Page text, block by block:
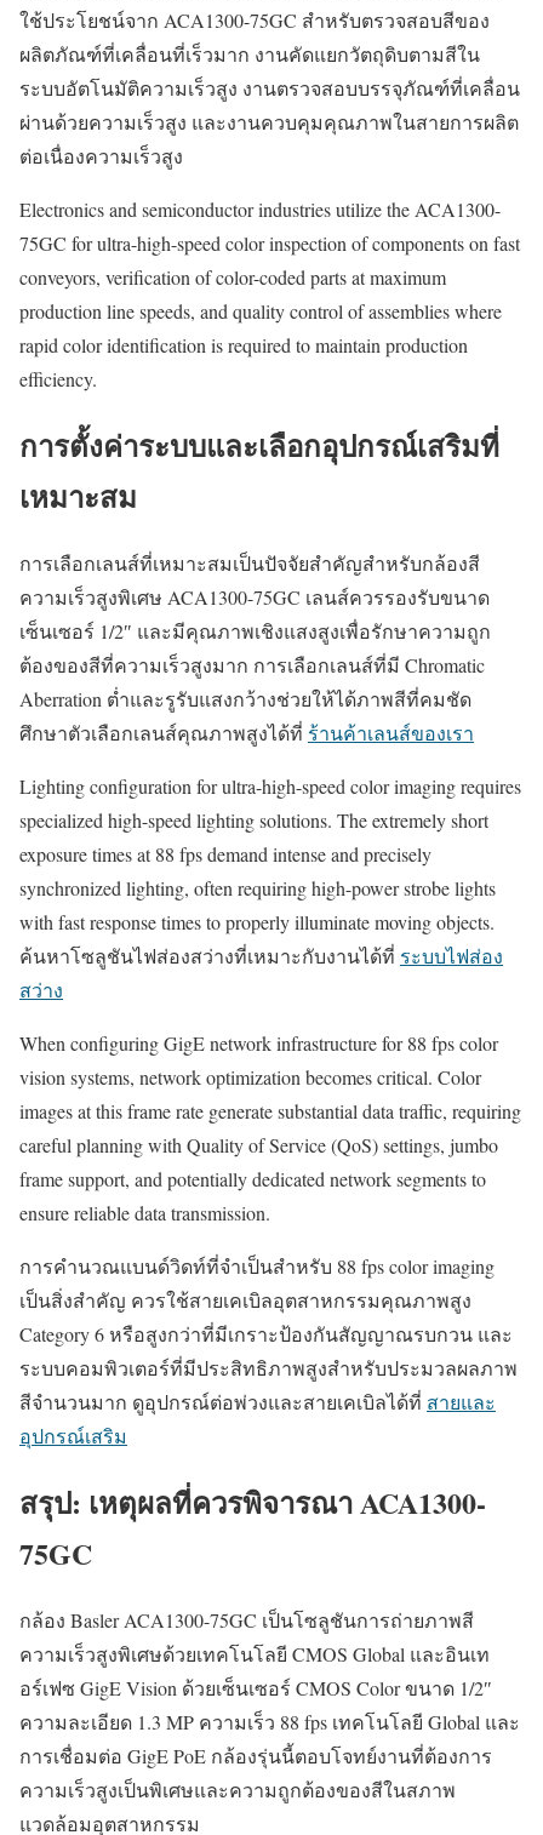
ใช้ประโยชน์จาก ACA1300-75GC สำหรับตรวจสอบสีของ
ผลิตภัณฑ์ที่เคลื่อนที่เร็วมาก งานคัดแยกวัตถุดิบตามสีใน
ระบบอัตโนมัติความเร็วสูง งานตรวจสอบบรรจุภัณฑ์ที่เคลื่อน
ผ่านด้วยความเร็วสูง และงานควบคุมคุณภาพในสายการผลิต
ต่อเนื่องความเร็วสูง
Electronics and semiconductor industries utilize the ACA1300-
75GC for ultra-high-speed color inspection of components on fast
conveyors, verification of color-coded parts at maximum
production line speeds, and quality control of assemblies where
rapid color identification is required to maintain production
efficiency.
การตั้งค่าระบบและเลือกอุปกรณ์เสริมที่
เหมาะสม
การเลือกเลนส์ที่เหมาะสมเป็นปัจจัยสำคัญสำหรับกล้องสี
ความเร็วสูงพิเศษ ACA1300-75GC เลนส์ควรรองรับขนาด
เซ็นเซอร์ 1/2″ และมีคุณภาพเชิงแสงสูงเพื่อรักษาความถูก
ต้องของสีที่ความเร็วสูงมาก การเลือกเลนส์ที่มี Chromatic
Aberration ต่ำและรูรับแสงกว้างช่วยให้ได้ภาพสีที่คมชัด
ศึกษาตัวเลือกเลนส์คุณภาพสูงได้ที่ ร้านค้าเลนส์ของเรา
Lighting configuration for ultra-high-speed color imaging requires
specialized high-speed lighting solutions. The extremely short
exposure times at 88 fps demand intense and precisely
synchronized lighting, often requiring high-power strobe lights
with fast response times to properly illuminate moving objects.
ค้นหาโซลูชันไฟส่องสว่างที่เหมาะกับงานได้ที่ ระบบไฟส่อง
สว่าง
When configuring GigE network infrastructure for 88 fps color
vision systems, network optimization becomes critical. Color
images at this frame rate generate substantial data traffic, requiring
careful planning with Quality of Service (QoS) settings, jumbo
frame support, and potentially dedicated network segments to
ensure reliable data transmission.
การคำนวณแบนด์วิดท์ที่จำเป็นสำหรับ 88 fps color imaging
เป็นสิ่งสำคัญ ควรใช้สายเคเบิลอุตสาหกรรมคุณภาพสูง
Category 6 หรือสูงกว่าที่มีเกราะป้องกันสัญญาณรบกวน และ
ระบบคอมพิวเตอร์ที่มีประสิทธิภาพสูงสำหรับประมวลผลภาพ
สีจำนวนมาก ดูอุปกรณ์ต่อพ่วงและสายเคเบิลได้ที่ สายและ
อุปกรณ์เสริม
สรุป: เหตุผลที่ควรพิจารณา ACA1300-
75GC
กล้อง Basler ACA1300-75GC เป็นโซลูชันการถ่ายภาพสี
ความเร็วสูงพิเศษด้วยเทคโนโลยี CMOS Global และอินเท
อร์เฟซ GigE Vision ด้วยเซ็นเซอร์ CMOS Color ขนาด 1/2″
ความละเอียด 1.3 MP ความเร็ว 88 fps เทคโนโลยี Global และ
การเชื่อมต่อ GigE PoE กล้องรุ่นนี้ตอบโจทย์งานที่ต้องการ
ความเร็วสูงเป็นพิเศษและความถูกต้องของสีในสภาพ
แวดล้อมอุตสาหกรรม